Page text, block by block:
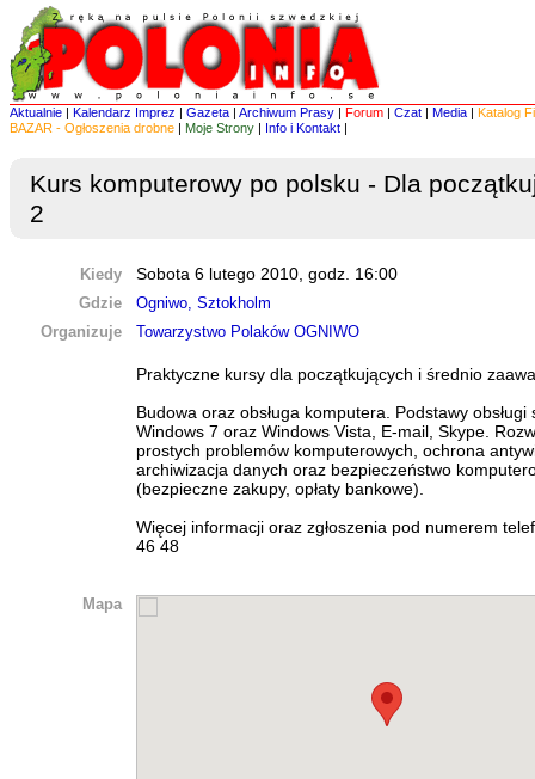
Aktualnie | Kalendarz Imprez | Gazeta | Archiwum Prasy | Forum | Czat | Media | Katalog
BAZAR - Ogłoszenia drobne | Moje Strony | Info i Kontakt |
Kurs komputerowy po polsku - Dla
2
Kiedy
Sobota 6 lutego 2010, godz. 16:00
Gdzie
Ogniwo, Sztokholm
Organizuje
Towarzystwo Polaków OGNIWO
Praktyczne kursy dla początkujących i średnio
Budowa oraz obsługa komputera. Podstawy obsługi
Windows 7 oraz Windows Vista, E-mail, Skype.
prostych problemów komputerowych, ochrona
archiwizacja danych oraz bezpieczeństwo
(bezpieczne zakupy, opłaty bankowe).
Więcej informacji oraz zgłoszenia pod numerem
46 48
Mapa